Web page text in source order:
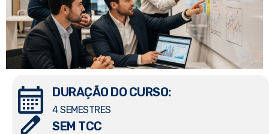
DURAÇÃO DO CURSO:
4 SEMESTRES
SEM TCC